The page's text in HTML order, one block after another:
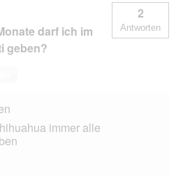
darf ich im
geben?
2
Antworten
immer alle